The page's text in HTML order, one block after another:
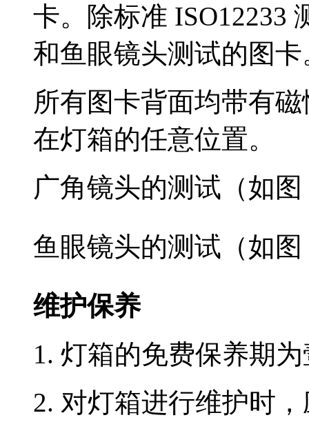
卡。除标准 ISO12233
和鱼眼镜头测试的图卡
所有图卡背面均带有
在灯箱的任意位置。
广角镜头的测试（如图
鱼眼镜头的测试（如图
维护保养
1. 灯箱的免费保养期
2. 对灯箱进行维护时